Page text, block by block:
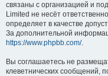
связаны с организацией и
Limited не несёт
определяет в качестве
За дополнительной
https://www.phpbb.com/.
Вы соглашаетесь не
клеветнических сообщений,